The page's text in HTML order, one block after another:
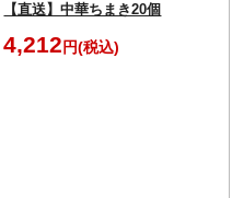
【直送】中華ちまき20個
4,212 円(税込)